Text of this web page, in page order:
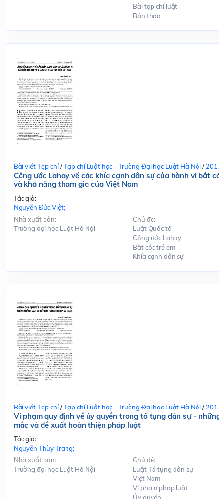
Bài tạp chí luật
Bản thảo
Bài viết Tạp chí/Tạp chí Luật học - Trường Đại học Luật Hà Nội/
Công ước Lahay về các khía cạnh dân sự của hành vi bắt
và khả năng tham gia của Việt Nam
Tác giả:
Nguyễn Đức Việt;
Nhà xuất bản:
Trường đại học Luật Hà Nội
Chủ đề:
Luật Quốc tế
Công ước Lahay
Bắt cóc trẻ em
Khía cạnh dân sự
Bài viết Tạp chí/Tạp chí Luật học - Trường Đại học Luật Hà Nội/
Vi phạm quy định về ủy quyền trong tố tụng dân sự -
mắc và đề xuất hoàn thiện pháp luật
Tác giả:
Nguyễn Thùy Trang;
Nhà xuất bản:
Trường đại học Luật Hà Nội
Chủ đề:
Luật Tố tụng dân sự
Việt Nam
Vi phạm pháp luật
Ủy quyền